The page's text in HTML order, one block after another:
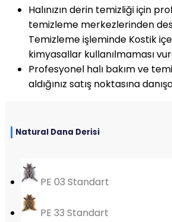
Halınızın derin temizliği için
temizleme merkezlerinden
Temizleme işleminde Kostik
kimyasallar kullanılmaması
Profesyonel halı bakım ve
aldığınız satış noktasına
Natural Dana Derisi
PE 03 Standart
PE 33 Standart